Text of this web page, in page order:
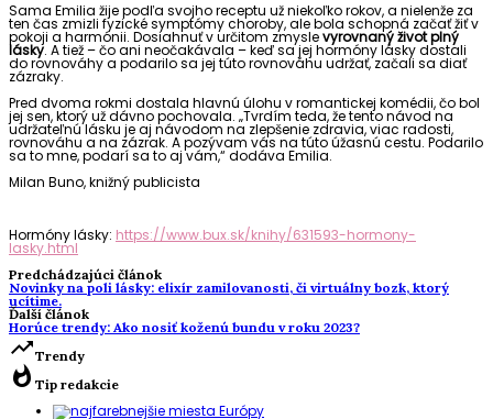
Sama Emilia žije podľa svojho receptu už niekoľko rokov, a nielenže za
ten čas zmizli fyzické symptómy choroby, ale bola schopná začať žiť v
pokoji a harmónii. Dosiahnuť v určitom zmyslevyrovnaný život plný
lásky. A tiež – čo ani neočakávala – keď sa jej hormóny lásky dostali
do rovnováhy a podarilo sa jej túto rovnováhu udržať, začali sa diať
zázraky.
Pred dvoma rokmi dostala hlavnú úlohu v romantickej komédii, čo bol
jej sen, ktorý už dávno pochovala. „Tvrdím teda, že tento návod na
udržateľnú lásku je aj návodom na zlepšenie zdravia, viac radosti,
rovnováhu a na zázrak. A pozývam vás na túto úžasnú cestu. Podarilo
sa to mne, podarí sa to aj vám,“ dodáva Emilia.
Milan Buno, knižný publicista
Hormóny lásky: https://www.bux.sk/knihy/631593-hormony-
lasky.html
Predchádzajúci článok
Novinky na poli lásky: elixír zamilovanosti, či virtuálny bozk, ktorý
ucítime.
Ďalší článok
Horúce trendy: Ako nosiť koženú bundu v roku 2023?
trending_upTrendy
whatshot Tip redakcie